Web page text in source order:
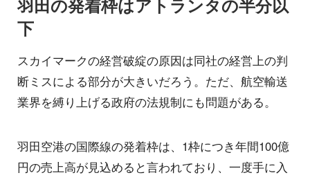
羽田の発着枠はアトランタの半分以
下
スカイマークの経営破綻の原因は同社の経営上の判
断ミスによる部分が大きいだろう。ただ、航空輸送
業界を縛り上げる政府の法規制にも問題がある。
羽田空港の国際線の発着枠は、1枠につき年間100億
円の売上高が見込めると言われており、一度手に入